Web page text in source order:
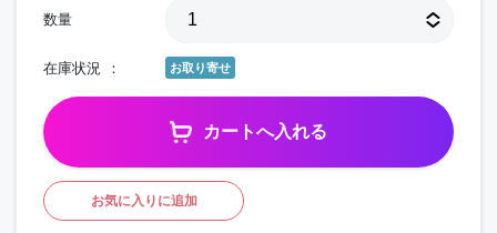
数量
在庫状況 お取り寄せ
カートへ入れる
お気に入りに追加